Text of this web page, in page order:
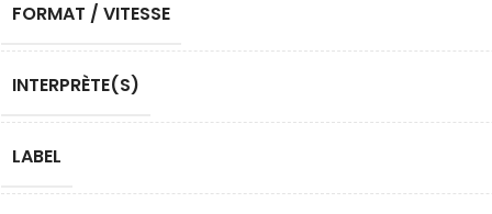
FORMAT / VITESSE
INTERPRÈTE(S)
LABEL